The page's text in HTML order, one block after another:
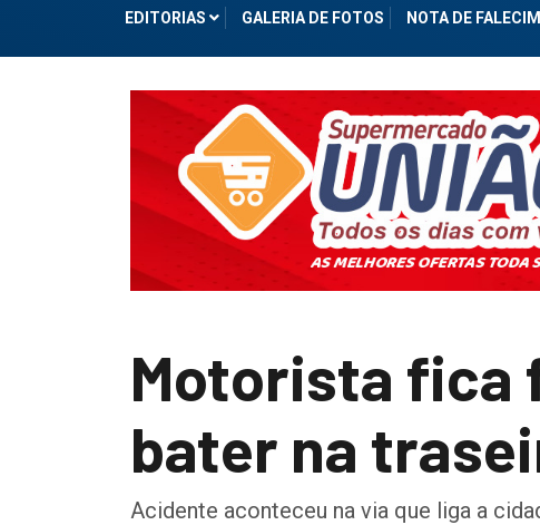
EDITORIAS GALERIA DE FOTOS NOTA DE
Motorista fica
bater na
Acidente aconteceu na via que liga a